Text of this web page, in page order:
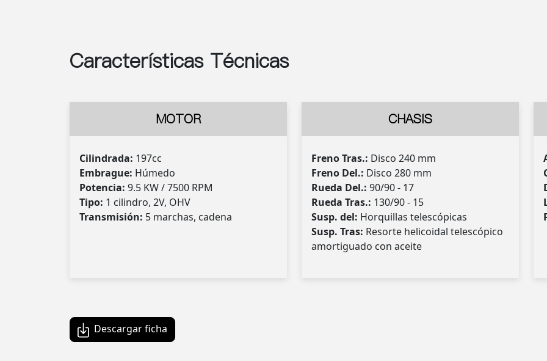
Características Técnicas
MOTOR
Cilindrada: 197cc
Embrague: Húmedo
Potencia: 9.5 KW / 7500 RPM
Tipo: 1 cilindro, 2V, OHV
Transmisión: 5 marchas, cadena
CHASIS
Freno Tras.: Disco 240 mm
Freno Del.: Disco 280 mm
Rueda Del.: 90/90 - 17
Rueda Tras.: 130/90 - 15
Susp. del: Horquillas telescópicas
Susp. Tras: Resorte helicoidal telescópico
amortiguado con aceite
Descargar ficha